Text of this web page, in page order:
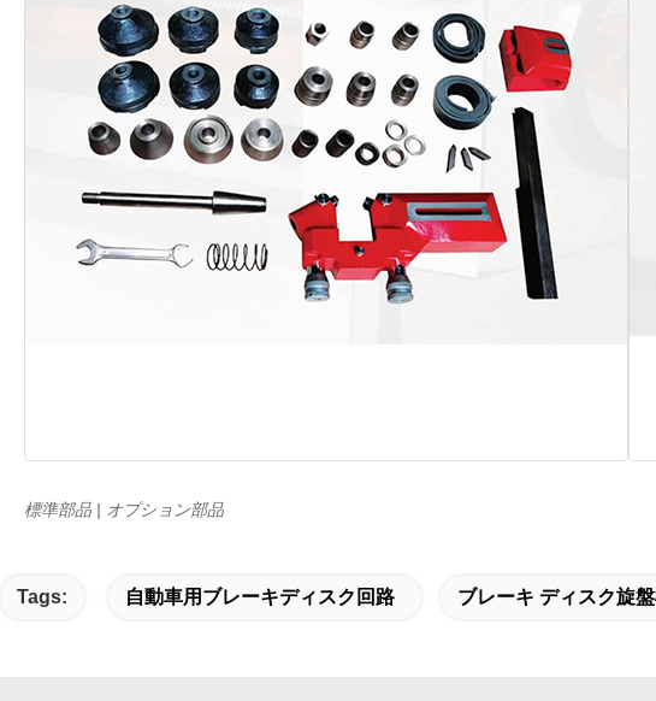
標準部品 | オプション部品
Tags: 自動車用ブレーキディスク回路 ブレーキ ディスク旋